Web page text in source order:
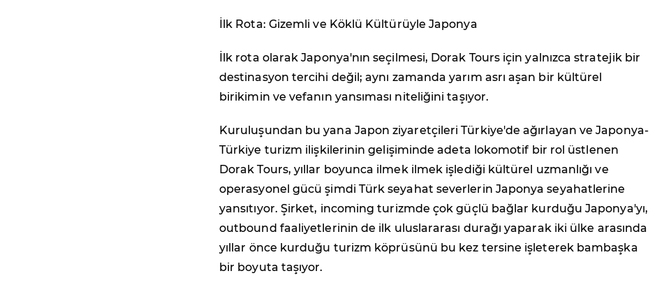
İlk Rota: Gizemli ve Köklü Kültürüyle Japonya
İlk rota olarak Japonya'nın seçilmesi, Dorak Tours için yalnızca stratejik bir
destinasyon tercihi değil; aynı zamanda yarım asrı aşan bir kültürel
birikimin ve vefanın yansıması niteliğini taşıyor.
Kuruluşundan bu yana Japon ziyaretçileri Türkiye'de ağırlayan ve Japonya-
Türkiye turizm ilişkilerinin gelişiminde adeta lokomotif bir rol üstlenen
Dorak Tours, yıllar boyunca ilmek ilmek işlediği kültürel uzmanlığı ve
operasyonel gücü şimdi Türk seyahat severlerin Japonya seyahatlerine
yansıtıyor. Şirket, incoming turizmde çok güçlü bağlar kurduğu Japonya'yı,
outbound faaliyetlerinin de ilk uluslararası durağı yaparak iki ülke arasında
yıllar önce kurduğu turizm köprüsünü bu kez tersine işleterek bambaşka
bir boyuta taşıyor.